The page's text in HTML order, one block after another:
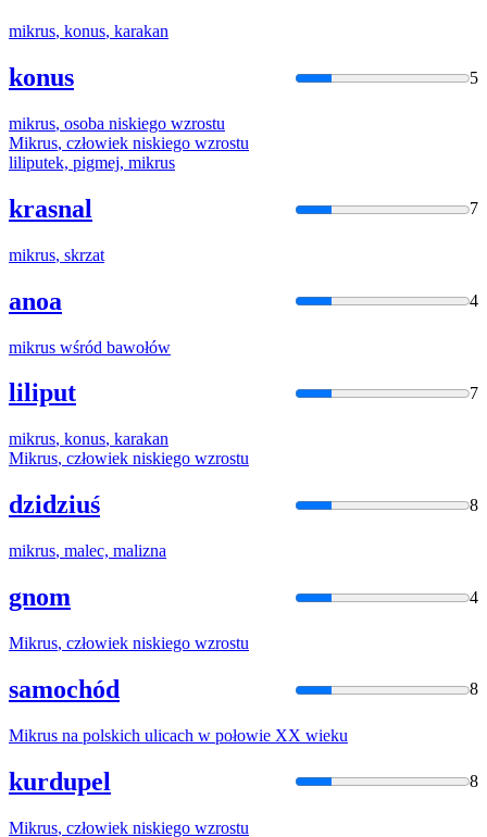
mikrus, konus, karakan
konus 5
mikrus, osoba niskiego wzrostu
Mikrus, człowiek niskiego wzrostu
liliputek, pigmej, mikrus
krasnal 7
mikrus, skrzat
anoa 4
mikrus wśród bawołów
liliput 7
mikrus, konus, karakan
Mikrus, człowiek niskiego wzrostu
dzidziuś 8
mikrus, malec, malizna
gnom 4
Mikrus, człowiek niskiego wzrostu
samochód 8
Mikrus na polskich ulicach w połowie XX wieku
kurdupel 8
Mikrus, człowiek niskiego wzrostu